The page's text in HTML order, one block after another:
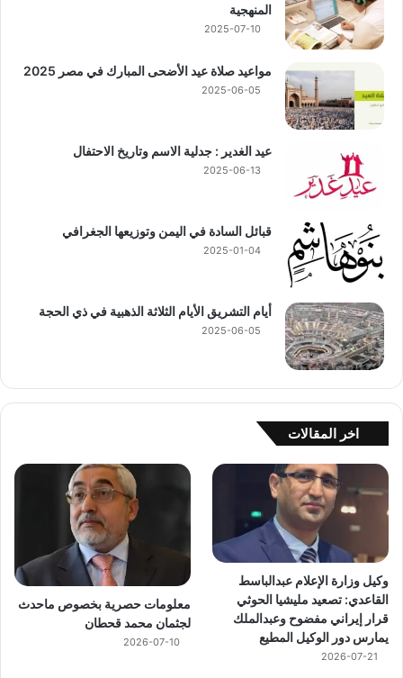
المنهجية
2025-07-10
مواعيد صلاة عيد الأضحى المبارك في مصر 2025
2025-06-05
عيد الغدير : جدلية الاسم وتاريخ الاحتفال
2025-06-13
قبائل السادة في اليمن وتوزيعها الجغرافي
2025-01-04
أيام التشريق الأيام الثلاثة الذهبية في ذي الحجة
2025-06-05
اخر المقالات
وكيل وزارة الإعلام عبدالباسط
القاعدي: تصعيد مليشيا الحوثي
قرار إيراني مفضوح وعبدالملك
يمارس دور الوكيل المطيع
2026-07-21
معلومات حصرية بخصوص ماحدث
لجثمان محمد قحطان
2026-07-10